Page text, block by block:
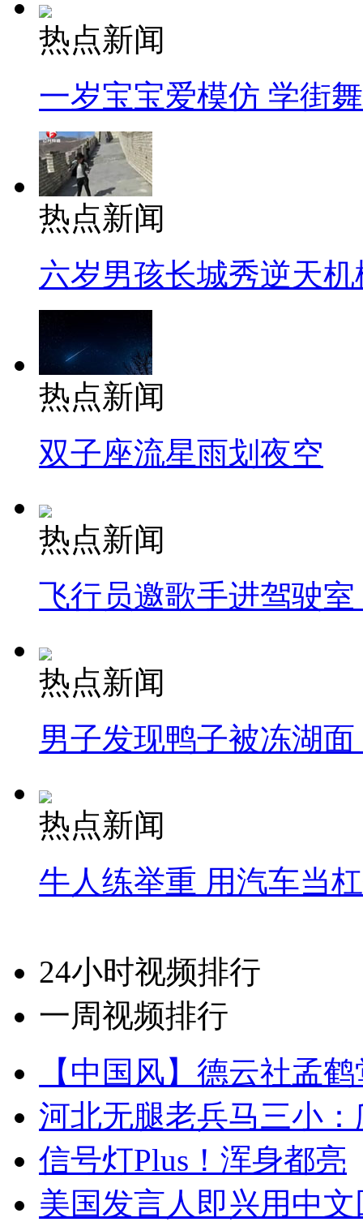
热点新闻
一岁宝宝爱模仿 学街
热点新闻
六岁男孩长城秀逆天机
热点新闻
双子座流星雨划夜空
热点新闻
飞行员邀歌手进驾驶
热点新闻
男子发现鸭子被冻湖
热点新闻
牛人练举重 用汽车当
24小时视频排行
一周视频排行
【中国风】德云社孟
河北无腿老兵马三小
信号灯Plus！浑身都亮
美国发言人即兴用中